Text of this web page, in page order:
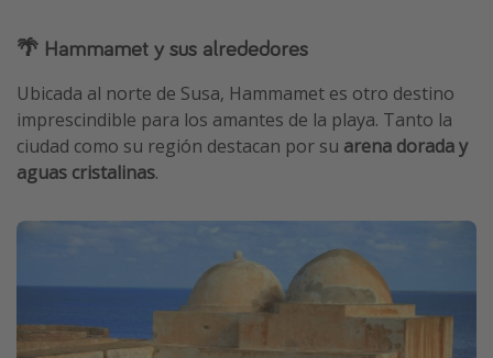
🌴 Hammamet y sus alrededores
Ubicada al norte de Susa, Hammamet es otro destino
imprescindible para los amantes de la playa. Tanto la
ciudad como su región destacan por su arena dorada y
aguas cristalinas.